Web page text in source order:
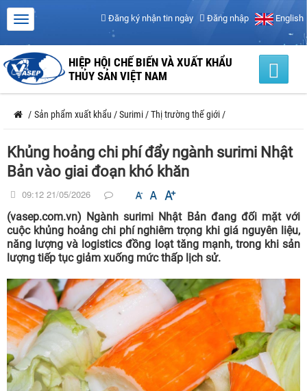
Đăng ký nhận tin ngày Đăng nhập English
HIỆP HỘI CHẾ BIẾN VÀ XUẤT KHẨU
THỦY SẢN VIỆT NAM
/ Sản phẩm xuất khẩu /Surimi /Thị trường thế giới /
Khủng hoảng chi phí đẩy ngành surimi Nhật
Bản vào giai đoạn khó khăn
09:12 21/05/2026
(vasep.com.vn) Ngành surimi Nhật Bản đang đối mặt với
cuộc khủng hoảng chi phí nghiêm trọng khi giá nguyên liệu,
năng lượng và logistics đồng loạt tăng mạnh, trong khi sản
lượng tiếp tục giảm xuống mức thấp lịch sử.